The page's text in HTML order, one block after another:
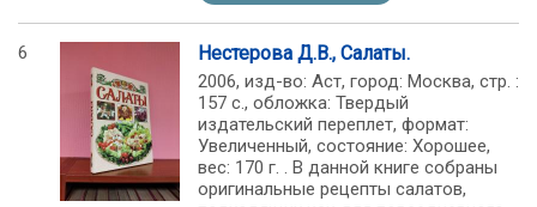
6 Нестерова Д.В., Салаты.
2006, изд-во: Аст, город: Москва, стр. :
157 с., обложка: Твердый
издательский переплет, формат:
Увеличенный, состояние: Хорошее,
вес: 170 г. . В данной книге собраны
оригинальные рецепты салатов,